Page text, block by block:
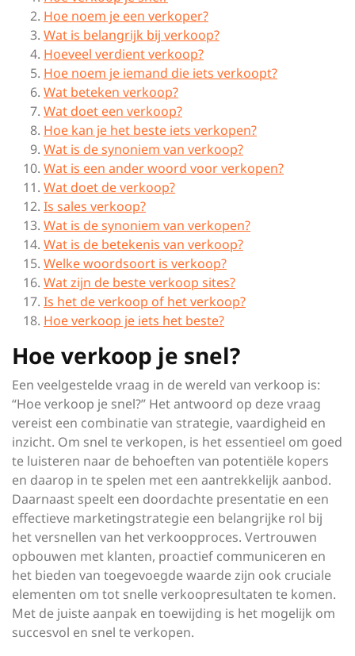
Hoe noem je een verkoper?
Wat is belangrijk bij verkoop?
Hoeveel verdient verkoop?
Hoe noem je iemand die iets verkoopt?
Wat beteken verkoop?
Wat doet een verkoop?
Hoe kan je het beste iets verkopen?
Wat is de synoniem van verkoop?
Wat is een ander woord voor verkopen?
Wat doet de verkoop?
Is sales verkoop?
Wat is de synoniem van verkopen?
Wat is de betekenis van verkoop?
Welke woordsoort is verkoop?
Wat zijn de beste verkoop sites?
Is het de verkoop of het verkoop?
Hoe verkoop je iets het beste?
Hoe verkoop je snel?
Een veelgestelde vraag in de wereld van verkoop is:
“Hoe verkoop je snel?” Het antwoord op deze vraag
vereist een combinatie van strategie, vaardigheid en
inzicht. Om snel te verkopen, is het essentieel om goed
te luisteren naar de behoeften van potentiële kopers
en daarop in te spelen met een aantrekkelijk aanbod.
Daarnaast speelt een doordachte presentatie en een
effectieve marketingstrategie een belangrijke rol bij
het versnellen van het verkoopproces. Vertrouwen
opbouwen met klanten, proactief communiceren en
het bieden van toegevoegde waarde zijn ook cruciale
elementen om tot snelle verkoopresultaten te komen.
Met de juiste aanpak en toewijding is het mogelijk om
succesvol en snel te verkopen.